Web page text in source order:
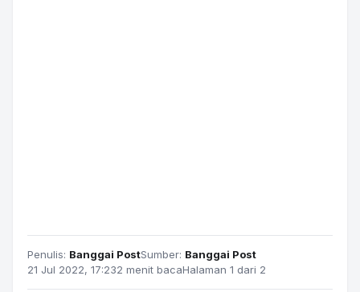
Penulis: Banggai PostSumber: Banggai Post
21 Jul 2022, 17:232 menit bacaHalaman 1 dari 2